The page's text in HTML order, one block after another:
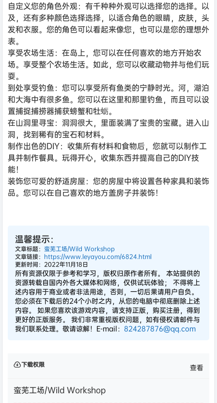
自定义您的角色外观：有千种种外观可以选择您的选择。以
及，还有多种颜色选择选择，以适合角色的眼睛，皮肤，头
发和衣服。您的角色可以看起来像您，也可以是您的理想外
表。
享受农场生活：在岛上，您可以在任何喜欢的地方开始农
场。享受整个农场生活。如此，您可以收藏动物并与他们玩
耍。
到处享受钓鱼：您可以享受所有鱼类的宁静时光。河，湖泊
和大海中有很多鱼。您可以在这里和那里钓鱼，而且可以设
置捕捉捕捞器捕获螃蟹和牡蛎。
在山洞里寻宝：洞洞很大，里面装满了宝贵的宝藏。进入山
洞，找到稀有的宝石和材料。
制作出色的DIY：收集所有材料和食物后，您就可以制作工
具并制作餐具。玩得开心，收集东西并提高自己的DIY技
能！
装饰您可爱的舒适房屋：您的房屋中将设置各种家具和装饰
品。您可以在自己喜欢的地方盖房子并装饰！
温馨提示：
文章标题： 蛮芜工场/Wild Workshop
文章链接： https://www.leyayou.com/6824.html
更新时间：2022年11月18日
所有资源仅限于参考和学习，版权归原作者所有。 本站提供的
资源转载自国内外各大媒体和网络，仅供试玩体验； 不得将上
述内容用于商业或者非法用途，否则，一切后果请用户自负。
您必须在下载后的24个小时之内，从您的电脑中彻底删除上述
内容。 如果您喜欢该游戏内容，请支持正版，购买注册，得到
更好的正版服务。 我们非常重视版权问题，如有侵权请邮件与
我们联系处理。敬请谅解！E-mail： 824287876@qq.com
下载权限 查看
蛮芜工场/Wild Workshop